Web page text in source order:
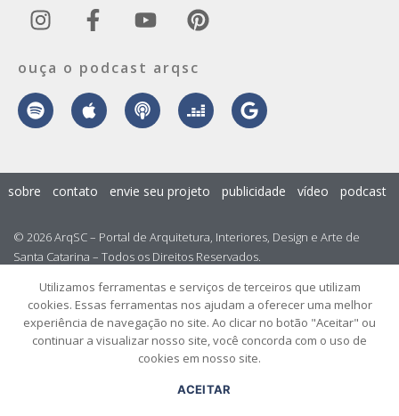
ouça o podcast arqsc
© 2026 ArqSC – Portal de Arquitetura, Interiores, Design e Arte de
Santa Catarina – Todos os Direitos Reservados.
sobre contato envie seu projeto publicidade vídeo podcast
Utilizamos ferramentas e serviços de terceiros que utilizam
cookies. Essas ferramentas nos ajudam a oferecer uma melhor
experiência de navegação no site. Ao clicar no botão "Aceitar" ou
continuar a visualizar nosso site, você concorda com o uso de
cookies em nosso site.
ACEITAR